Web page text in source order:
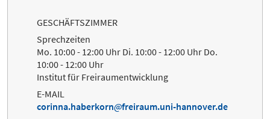
GESCHÄFTSZIMMER
Sprechzeiten
Mo. 10:00 - 12:00 Uhr Di. 10:00 - 12:00 Uhr Do.
10:00 - 12:00 Uhr
Institut für Freiraumentwicklung
E-MAIL
corinna.haberkorn
freiraum.uni-hannover.de